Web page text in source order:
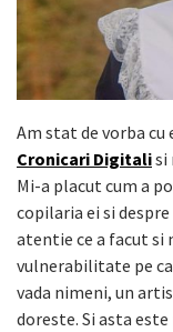
Am stat de vorba cu
Cronicari Digitalisi
Mi-a placut cum a
copilaria ei si
atentie ce a facut si
vulnerabilitate pe
vada nimeni, un
doreste. Si asta